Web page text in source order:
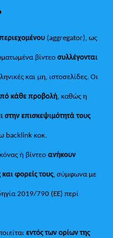
(aggregator), ως
βίντεοσυλλέγονται
και μη, ιστοσελίδες. Οι
κάθε προβολή, καθώς η
στην επισκεψιμότητά τους
backlink κοκ.
ή βίντεοανήκουν
φορείς τους, σύμφωνα με
2019/790 (ΕΕ) περί
εντός των ορίων της